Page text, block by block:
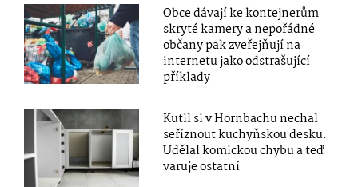
Obce dávají ke kontejnerům
skryté kamery a nepořádné
občany pak zveřejňují na
internetu jako odstrašující
příklady
Kutil si v Hornbachu nechal
seříznout kuchyňskou desku.
Udělal komickou chybu a teď
varuje ostatní